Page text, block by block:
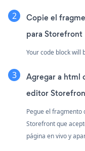
Copie el
para Storefront
Your code block will
Agregar a html
editor
Pegue el fragmento
Storefront que
página en vivo y